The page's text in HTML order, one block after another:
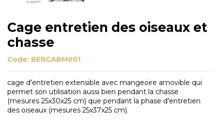
Cage entretien des oiseaux et
chasse
Code: BERGABM001
cage d'entretien extensible avec mangeoire amovible qui
permet son utilisation aussi bien pendant la chasse
(mesures 25x30x25 cm) que pendant la phase d'entretien
des oiseaux (mesures 25x37x25 cm).